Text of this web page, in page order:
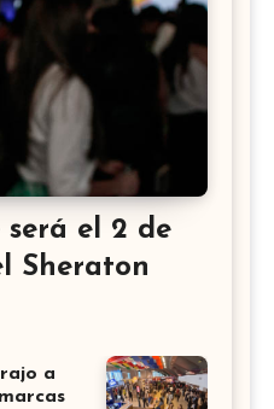
será el 2 de
Sheraton
a